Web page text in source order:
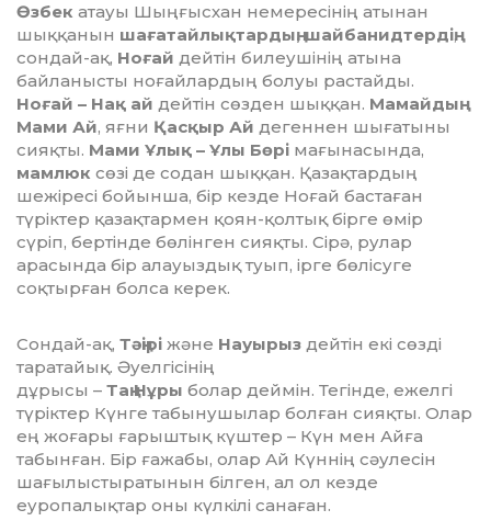
Өзбек атауы Шыңғысхан немересінің атынан
шыққанын шағатайлықтардың, шайбанидтердің,
сондай-ақ, Ноғай дейтін билеушінің атына
байланысты ноғайлардың болуы растайды.
Ноғай – Нақ ай дейтін сөзден шыққан. Мамайдың
Мами Ай, яғни Қасқыр Ай дегеннен шығатыны
сияқты. Мами Ұлық – Ұлы Бөрі мағынасында,
мамлюк сөзі де содан шыққан. Қазақтардың
шежіресі бойынша, бір кезде Ноғай бастаған
түріктер қазақтармен қоян-қолтық бірге өмір
сүріп, бертінде бөлінген сияқты. Сірә, рулар
арасында бір алауыздық туып, ірге бөлісуге
соқтырған болса керек.
Сондай-ақ, Тәңірі және Науырыз дейтін екі сөзді
таратайық. Әуелгісінің
дұрысы – Таң Нұры болар деймін. Тегінде, ежелгі
түріктер Күнге табынушылар болған сияқты. Олар
ең жоғары ғарыштық күштер – Күн мен Айға
табынған. Бір ғажабы, олар Ай Күннің сәулесін
шағылыстыратынын білген, ал ол кезде
еуропалықтар оны күлкілі санаған.